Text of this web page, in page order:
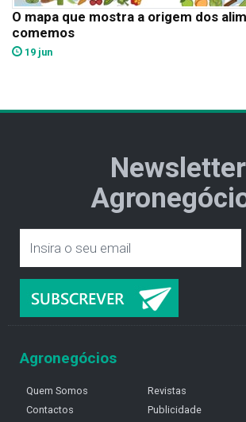
O mapa que mostra a origem dos
comemos
19 jun
Newsletter
Agronegócios
Quem Somos
Contactos
Revistas
Publicidade